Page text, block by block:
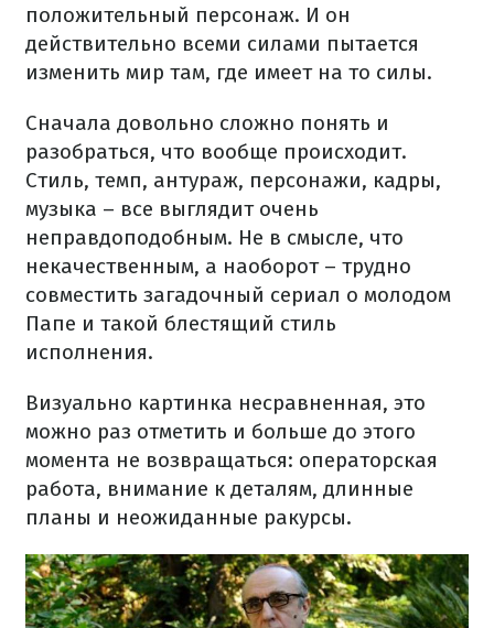
положительный персонаж. И он
действительно всеми силами пытается
изменить мир там, где имеет на то силы.
Сначала довольно сложно понять и
разобраться, что вообще происходит.
Стиль, темп, антураж, персонажи, кадры,
музыка – все выглядит очень
неправдоподобным. Не в смысле, что
некачественным, а наоборот – трудно
совместить загадочный сериал о молодом
Папе и такой блестящий стиль
исполнения.
Визуально картинка несравненная, это
можно раз отметить и больше до этого
момента не возвращаться: операторская
работа, внимание к деталям, длинные
планы и неожиданные ракурсы.